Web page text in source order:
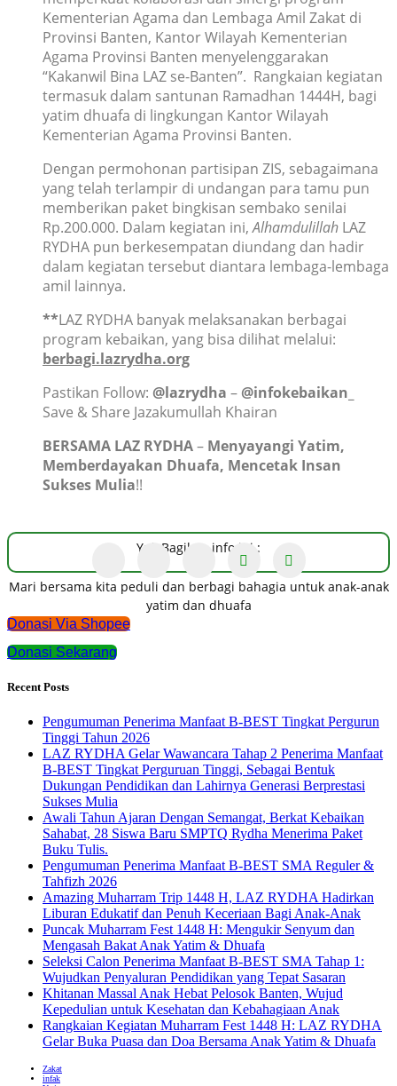
Kementerian Agama dan Lembaga Amil Zakat di
Provinsi Banten, Kantor Wilayah Kementerian
Agama Provinsi Banten menyelenggarakan
“Kakanwil Bina LAZ se-Banten”. Rangkaian kegiatan
termasuk dalam santunan Ramadhan 1444H, bagi
yatim dhuafa di lingkungan Kantor Wilayah
Kementerian Agama Provinsi Banten.
Dengan permohonan partisipan ZIS, sebagaimana
yang telah terlampir di undangan para tamu pun
memberikan paket bingkisan sembako senilai
Rp.200.000. Dalam kegiatan ini,Alhamdulillah LAZ
RYDHA pun berkesempatan diundang dan hadir
dalam kegiatan tersebut diantara lembaga-lembaga
amil lainnya.
**LAZ RYDHA banyak melaksanakan berbagai
program kebaikan, yang bisa dilihat melalui:
berbagi.lazrydha.org
Pastikan Follow: @lazrydha – @infokebaikan_
Save & Share Jazakumullah Khairan
BERSAMA LAZ RYDHA– Menyayangi Yatim,
Memberdayakan Dhuafa, Mencetak Insan
Sukses Mulia!!
Yuk Bagikan info ini :
Mari bersama kita peduli dan berbagi bahagia untuk anak-anak
yatim dan dhuafa
Donasi Via Shopee
Donasi Sekarang
Recent Posts
Pengumuman Penerima Manfaat B-BEST Tingkat Pergurun
Tinggi Tahun 2026
LAZ RYDHA Gelar Wawancara Tahap 2 Penerima Manfaat
B-BEST Tingkat Perguruan Tinggi, Sebagai Bentuk
Dukungan Pendidikan dan Lahirnya Generasi Berprestasi
Sukses Mulia
Awali Tahun Ajaran Dengan Semangat, Berkat Kebaikan
Sahabat, 28 Siswa Baru SMPTQ Rydha Menerima Paket
Buku Tulis.
Pengumuman Penerima Manfaat B-BEST SMA Reguler &
Tahfizh 2026
Amazing Muharram Trip 1448 H, LAZ RYDHA Hadirkan
Liburan Edukatif dan Penuh Keceriaan Bagi Anak-Anak
Puncak Muharram Fest 1448 H: Mengukir Senyum dan
Mengasah Bakat Anak Yatim & Dhuafa
Seleksi Calon Penerima Manfaat B-BEST SMA Tahap 1:
Wujudkan Penyaluran Pendidikan yang Tepat Sasaran
Khitanan Massal Anak Hebat Pelosok Banten, Wujud
Kepedulian untuk Kesehatan dan Kebahagiaan Anak
Rangkaian Kegiatan Muharram Fest 1448 H: LAZ RYDHA
Gelar Buka Puasa dan Doa Bersama Anak Yatim & Dhuafa
Zakat
infak